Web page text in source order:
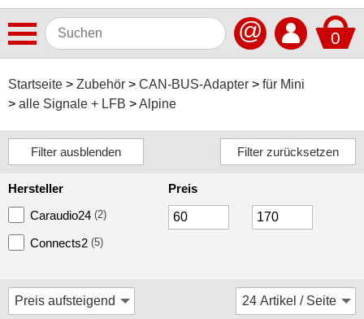
0
@
Startseite Zubehör CAN-BUS-Adapter
für Mini
alle Signale + LFB
Alpine
Autoradios
Dashcams
Freisprechanlagen
Lautsprecher
Navigationssoftware
Hersteller
Caraudio24 (2)
Connects2 (5)
Preis